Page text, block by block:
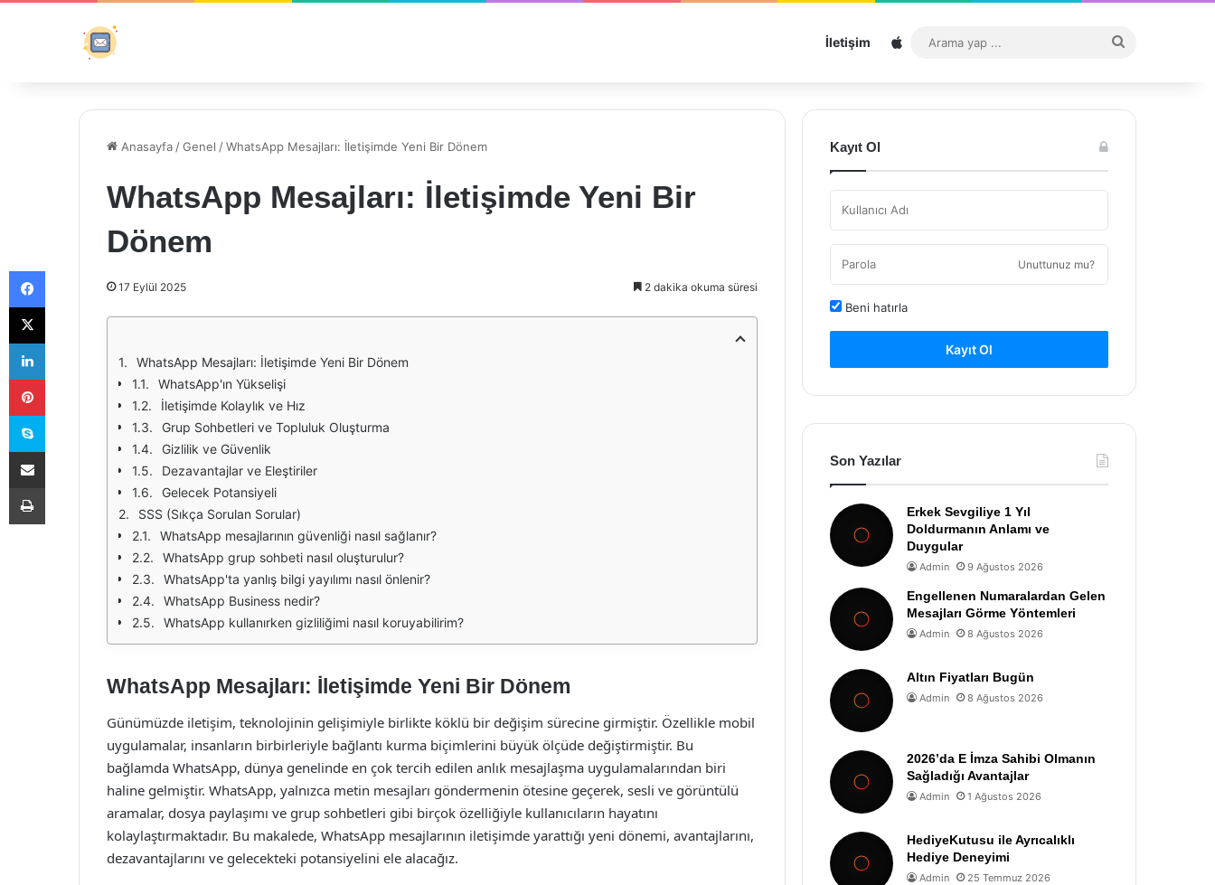
İletişim Sitemap
...
Anasayfa /Genel /WhatsApp Mesajları: İletişimde Yeni Bir Dönem
WhatsApp Mesajları: İletişimde Yeni Bir
Dönem
17 Eylül 2025 2 dakika okuma süresi
WhatsApp Mesajları: İletişimde Yeni Bir Dönem
WhatsApp'ın Yükselişi
İletişimde Kolaylık ve Hız
Grup Sohbetleri ve Topluluk Oluşturma
Gizlilik ve Güvenlik
Dezavantajlar ve Eleştiriler
Gelecek Potansiyeli
SSS (Sıkça Sorulan Sorular)
WhatsApp mesajlarının güvenliği nasıl sağlanır?
WhatsApp grup sohbeti nasıl oluşturulur?
WhatsApp'ta yanlış bilgi yayılımı nasıl önlenir?
WhatsApp Business nedir?
WhatsApp kullanırken gizliliğimi nasıl koruyabilirim?
WhatsApp Mesajları: İletişimde Yeni Bir Dönem
Günümüzde iletişim, teknolojinin gelişimiyle birlikte köklü bir değişim sürecine girmiştir. Özellikle mobil
uygulamalar, insanların birbirleriyle bağlantı kurma biçimlerini büyük ölçüde değiştirmiştir. Bu
bağlamda WhatsApp, dünya genelinde en çok tercih edilen anlık mesajlaşma uygulamalarından biri
haline gelmiştir. WhatsApp, yalnızca metin mesajları göndermenin ötesine geçerek, sesli ve görüntülü
aramalar, dosya paylaşımı ve grup sohbetleri gibi birçok özelliğiyle kullanıcıların hayatını
kolaylaştırmaktadır. Bu makalede, WhatsApp mesajlarının iletişimde yarattığı yeni dönemi, avantajlarını,
dezavantajlarını ve gelecekteki potansiyelini ele alacağız.
Kayıt Ol
Unuttunuz mu?
Beni hatırla
Kayıt Ol
Son Yazılar
Erkek Sevgiliye 1 Yıl
Doldurmanın Anlamı ve
Duygular
Admin 9 Ağustos 2026
Engellenen Numaralardan Gelen
Mesajları Görme Yöntemleri
Admin 8 Ağustos 2026
Altın Fiyatları Bugün
Admin 8 Ağustos 2026
2026’da E İmza Sahibi Olmanın
Sağladığı Avantajlar
Admin 1 Ağustos 2026
HediyeKutusu ile Ayrıcalıklı
Hediye Deneyimi
Admin 25 Temmuz 2026
Facebook
X
LinkedIn
Pinterest
Skype
E-Posta ile paylaş